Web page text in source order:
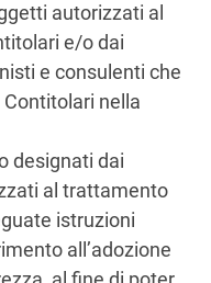
autorizzati al
e/o dai
e consulenti che
nella
designati dai
al trattamento
istruzioni
all’adozione